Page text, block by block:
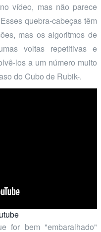
vídeo, mas não parece
quebra-cabeças têm
mas os algoritmos de
voltas repetitivas e
los a um número muito
do Cubo de Rubik-.
for bem "embaralhado"